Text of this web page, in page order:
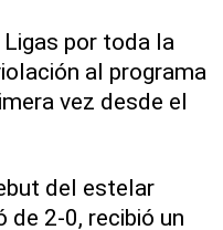
por toda la
al programa
vez desde el
del estelar
de 2-0, recibió un